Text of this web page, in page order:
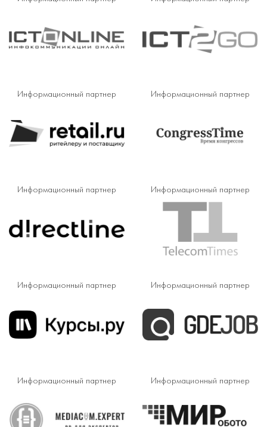
Информационный партнер Информационный партнер
Информационный партнер Информационный партнер
Информационный партнер Информационный партнер
Информационный партнер Информационный партнер